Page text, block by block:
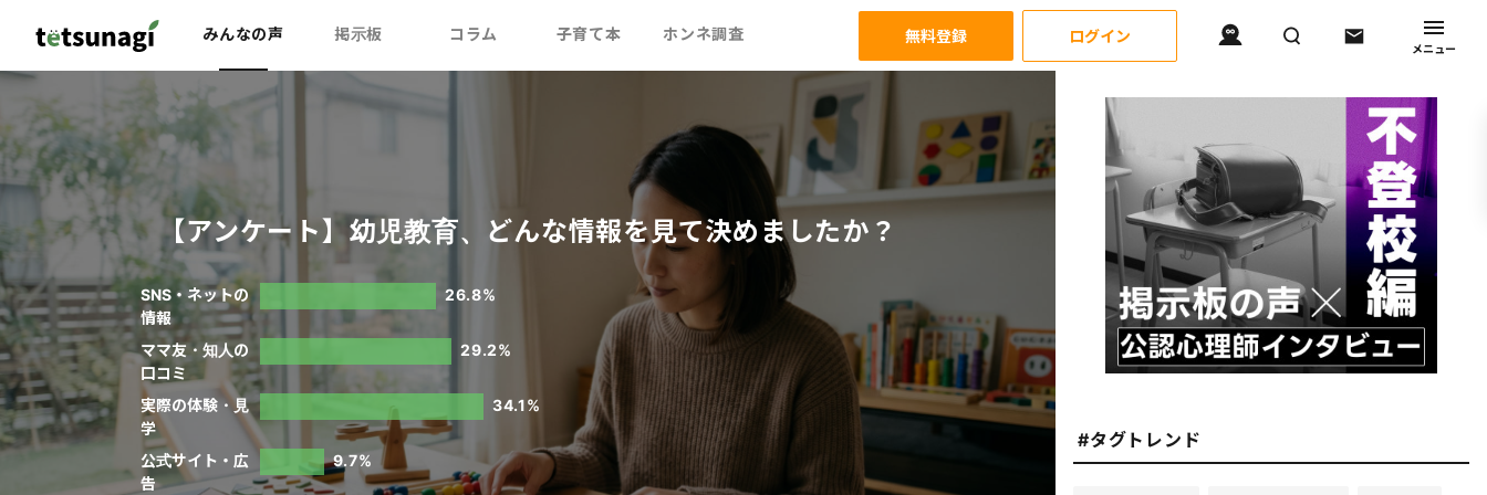
みんなの声 掲示板 コラム 子育て本 ホンネ調査 無料登録 ログイン
メニュー
【アンケート】幼児教育、どんな情報を見て決めましたか？
SNS・ネットの
情報
26.8%
ママ友・知人の
口コミ
29.2%
実際の体験・見
学
34.1%
公式サイト・広
告
9.7%
#タグトレンド